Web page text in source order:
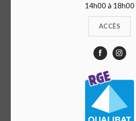
14h00 à 18h00
ACCÈS